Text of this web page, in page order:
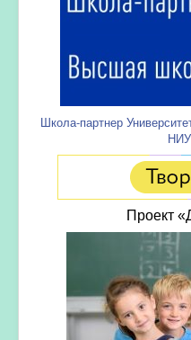
Школа-партнер
Проект